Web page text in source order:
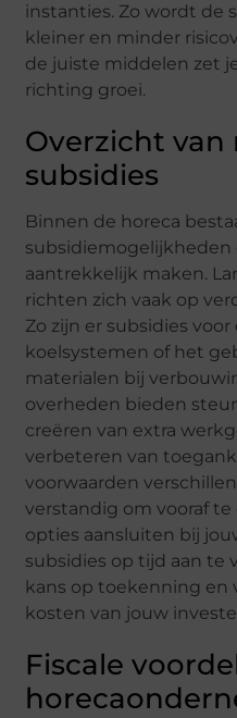
instanties. Zo wordt de
kleiner en minder
de juiste middelen zet
richting groei.
Overzicht van
subsidies
Binnen de horeca
subsidiemogelijkheden
aantrekkelijk maken.
richten zich vaak op
Zo zijn er subsidies
koelsystemen of het
materialen bij
overheden bieden
creëren van extra
verbeteren van
voorwaarden
verstandig om vooraf
opties aansluiten bij
subsidies op tijd aan te
kans op toekenning en
kosten van jouw
Fiscale